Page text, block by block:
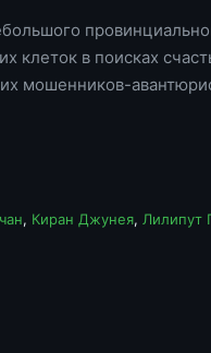
клеток в поисках
мошенников-
, Киран Джунея, Лилипут